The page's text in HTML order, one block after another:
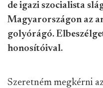
de igazi szocialista
Magyarországon az
golyórágó.
honosítóival.
Szeretném megkérni